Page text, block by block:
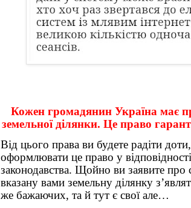
Кожен громадянин Україна має
земельної ділянки. Це право
Від цього права ви будете радіти
оформлювати це право у
законодавства. Щойно ви заявите про
вказану вами земельну ділянку
же бажаючих, та й тут є свої але…